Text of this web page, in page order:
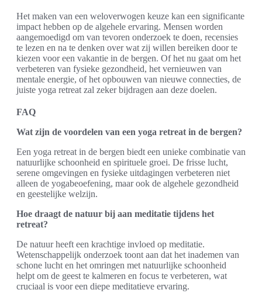
Het maken van een weloverwogen keuze kan een significante
impact hebben op de algehele ervaring. Mensen worden
aangemoedigd om van tevoren onderzoek te doen, recensies
te lezen en na te denken over wat zij willen bereiken door te
kiezen voor een vakantie in de bergen. Of het nu gaat om het
verbeteren van fysieke gezondheid, het vernieuwen van
mentale energie, of het opbouwen van nieuwe connecties, de
juiste yoga retreat zal zeker bijdragen aan deze doelen.
FAQ
Wat zijn de voordelen van een yoga retreat in de bergen?
Een yoga retreat in de bergen biedt een unieke combinatie van
natuurlijke schoonheid en spirituele groei. De frisse lucht,
serene omgevingen en fysieke uitdagingen verbeteren niet
alleen de yogabeoefening, maar ook de algehele gezondheid
en geestelijke welzijn.
Hoe draagt de natuur bij aan meditatie tijdens het
retreat?
De natuur heeft een krachtige invloed op meditatie.
Wetenschappelijk onderzoek toont aan dat het inademen van
schone lucht en het omringen met natuurlijke schoonheid
helpt om de geest te kalmeren en focus te verbeteren, wat
cruciaal is voor een diepe meditatieve ervaring.